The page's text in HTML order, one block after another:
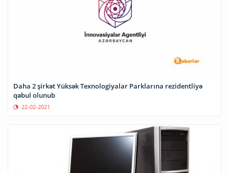
Daha 2 şirkət Yüksək Texnologiyalar Parklarına rezidentliyə
qəbul olunub
22-02-2021